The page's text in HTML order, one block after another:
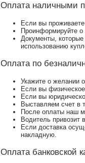
Оплата наличными
Если вы
Проинформируйте
Документы, которые
использованию
Оплата по
Укажите о желании
Если вы
Если вы
Выставляем счет в
После оплаты наш
Водитель привозит
Если доставка
накладную.
Оплата банковской